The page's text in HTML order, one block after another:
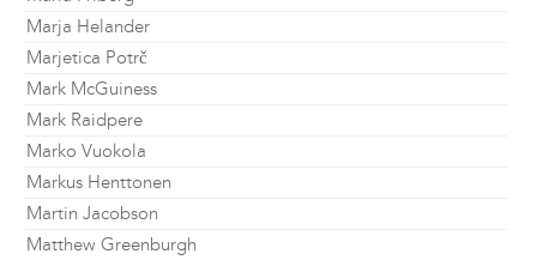
Marja Helander
Marjetica Potrč
Mark McGuiness
Mark Raidpere
Marko Vuokola
Markus Henttonen
Martin Jacobson
Matthew Greenburgh